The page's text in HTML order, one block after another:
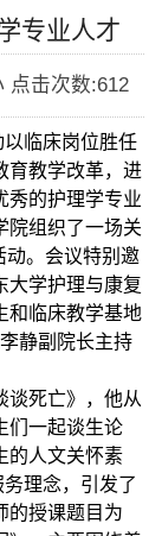
专业人才
点击次数:612
临床岗位胜任
育教学改革，进
秀的护理学专业
院组织了一场关
动。会议特别邀
大学护理与康复
和临床教学基地
静副院长主持
谈死亡》，他从
们一起谈生论
的人文关怀素
理念，引发了
的授课题目为